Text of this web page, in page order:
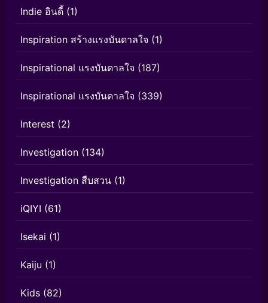
Indie อินดี้ (1)
Inspiration สร้างแรงบันดาลใจ (1)
Inspirational แรงบันดาลใจ (187)
Inspirational แรงบันดาลใจ (339)
Interest (2)
Investigation (134)
Investigation สืบสวน (1)
iQIYI (61)
Isekai (1)
Kaiju (1)
Kids (82)